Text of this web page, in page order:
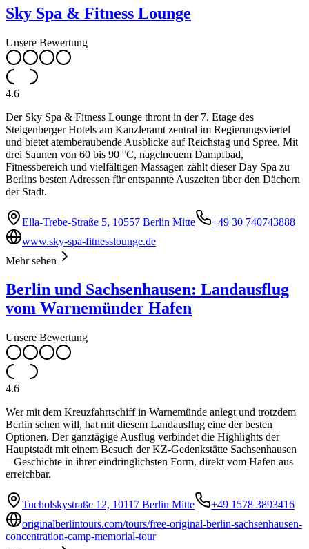
Sky Spa & Fitness Lounge
Unsere Bewertung
4.6
Der Sky Spa & Fitness Lounge thront in der 7. Etage des
Steigenberger Hotels am Kanzleramt zentral im Regierungsviertel
und bietet atemberaubende Ausblicke auf Reichstag und Spree. Mit
drei Saunen von 60 bis 90 °C, nagelneuem Dampfbad,
Fitnessbereich und vielfältigen Massagen zählt dieser Day Spa zu
Berlins besten Adressen für entspannte Auszeiten über den Dächern
der Stadt.
Ella-Trebe-Straße 5, 10557 Berlin Mitte
+49 30 740743888
www.sky-spa-fitnesslounge.de
Mehr sehen
Berlin und Sachsenhausen: Landausflug
vom Warnemünder Hafen
Unsere Bewertung
4.6
Wer mit dem Kreuzfahrtschiff in Warnemünde anlegt und trotzdem
Berlin sehen will, hat mit diesem Landausflug eine der besten
Optionen. Der ganztägige Ausflug verbindet die Highlights der
Hauptstadt mit einem Besuch der KZ-Gedenkstätte Sachsenhausen
– Geschichte in ihrer eindringlichsten Form, direkt vom Hafen aus
erreichbar.
Tucholskystraße 12, 10117 Berlin Mitte
+49 1578 3893416
originalberlintours.com/tours/free-original-berlin-sachsenhausen-
concentration-camp-memorial-tour